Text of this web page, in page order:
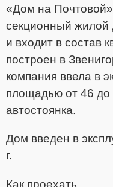
«Дом на
секционный жилой
и входит в состав
построен в
компания ввела в
площадью от 46 до
автостоянка.
Дом введен в
г.
Как проехать